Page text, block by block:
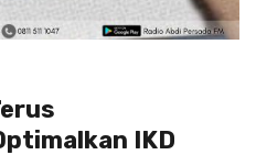
IKD